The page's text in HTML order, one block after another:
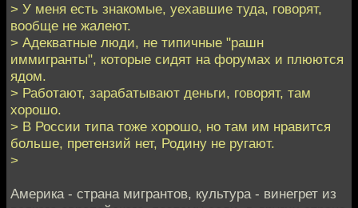
> У меня есть знакомые, уехавшие туда, говорят,
вообще не жалеют.
> Адекватные люди, не типичные "рашн
иммигранты", которые сидят на форумах и плюются
ядом.
> Работают, зарабатывают деньги, говорят, там
хорошо.
> В России типа тоже хорошо, но там им нравится
больше, претензий нет, Родину не ругают.
>
Америка - страна мигрантов, культура - винегрет из